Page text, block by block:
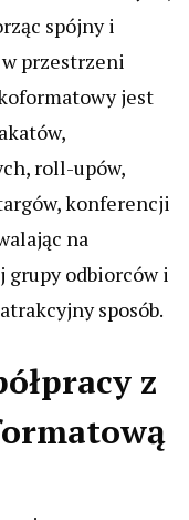
spójny i
przestrzeni
jest
roll-upów,
konferencji
na
grupy odbiorców i
sposób.
z